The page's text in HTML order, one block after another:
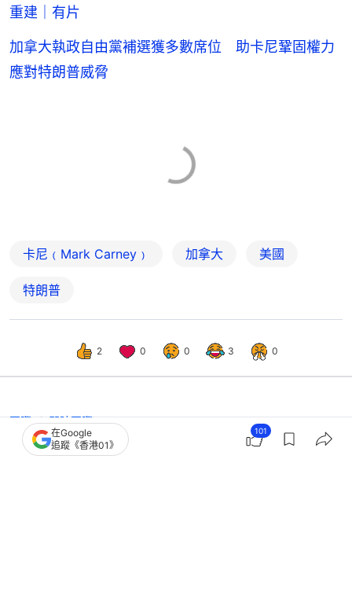
重建｜有片
加拿大執政自由黨補選獲多數席位 助卡尼鞏固權力
應對特朗普威脅
卡尼﹙Mark Carney﹚ 加拿大 美國
特朗普
2 0 0 3 0
國際 即時國際
卡尼：倘無法就美國新關稅達協議 加
在Google
追蹤《香港01》
101